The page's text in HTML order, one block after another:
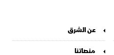
عن الشرق
منصاتنا